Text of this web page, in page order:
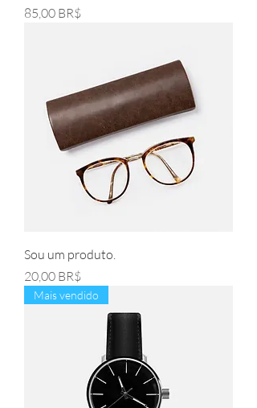
Pris
85,00 BR$
Sou um produto.
Pris
20,00 BR$
Mais vendido